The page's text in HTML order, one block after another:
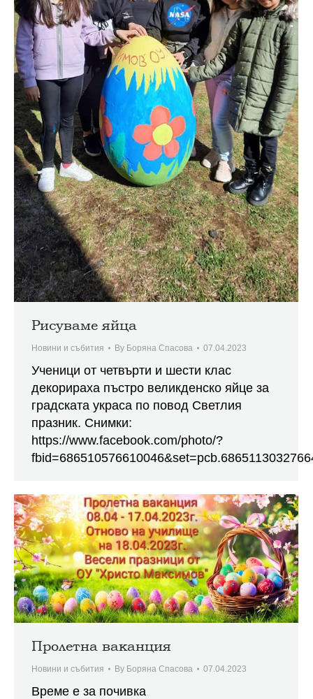
Рисуваме яйца
Новини и събития By Боряна Спасова 07.04.2023
Ученици от четвърти и шести клас
декорираха пъстро великденско яйце за
градската украса по повод Светлия
празник. Снимки:
https://www.facebook.com/photo/?
Пролетна ваканция
Новини и събития By Боряна Спасова 07.04.2023
Време е за почивка